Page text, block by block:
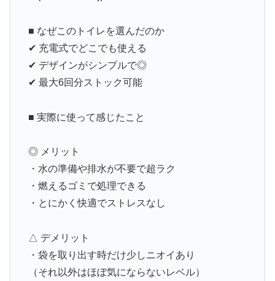
■ なぜこのトイレを選んだのか
✔ 充電式でどこでも使える
✔ デザインがシンプルで◎
✔ 最大6回分ストック可能
■ 実際に使って感じたこと
◎ メリット
・水の準備や排水が不要で超ラク
・燃えるゴミで処理できる
・とにかく快適でストレスなし
△ デメリット
・袋を取り出す時だけ少しニオイあり
（それ以外はほぼ気にならないレベル）